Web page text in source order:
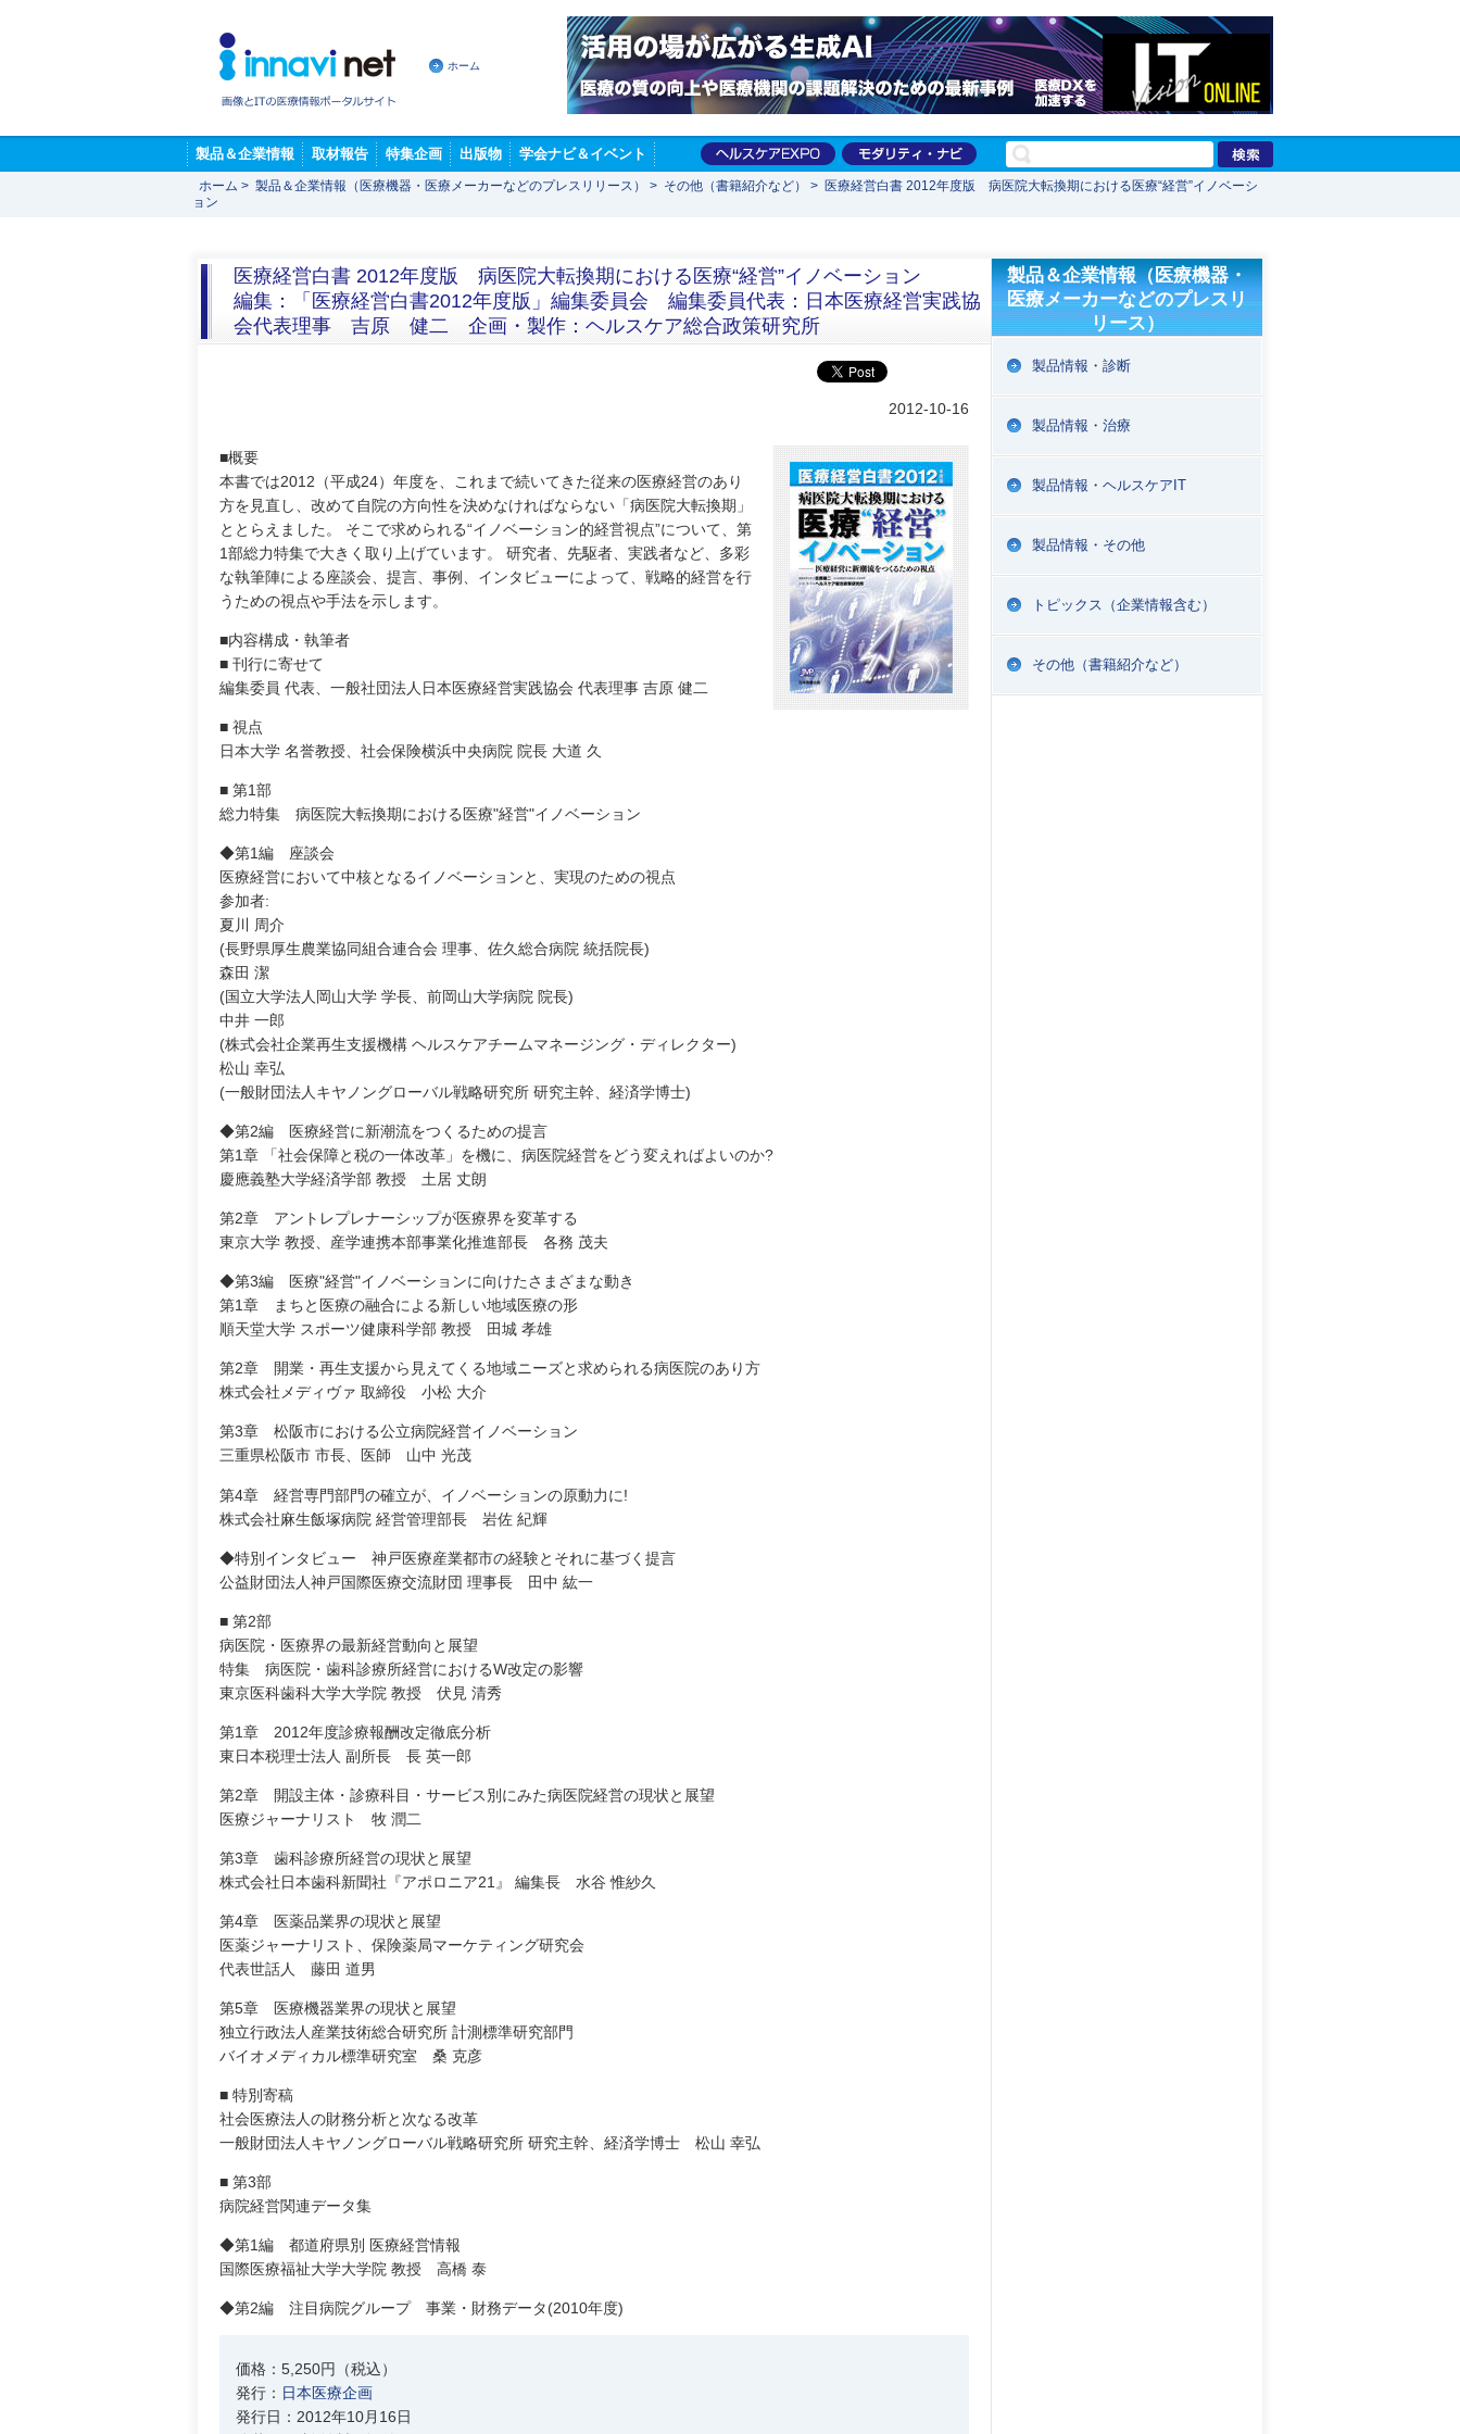
ホーム
製品＆企業情報 取材報告 特集企画 出版物 学会ナビ＆イベント
ホーム > 製品＆企業情報（医療機器・医療メーカーなどのプレスリリース） > その他（書籍紹介など） > 医療経営白書 2012年度版 病医院大転換期における医療“経営”イノベーシ
ョン
医療経営白書 2012年度版 病医院大転換期における医療“経営”イノベーション
編集：「医療経営白書2012年度版」編集委員会 編集委員代表：日本医療経営実践協
会代表理事 吉原 健二 企画・製作：ヘルスケア総合政策研究所
2012-10-16
■概要
本書では2012（平成24）年度を、これまで続いてきた従来の医療経営のあり
方を見直し、改めて自院の方向性を決めなければならない「病医院大転換期」
ととらえました。 そこで求められる“イノベーション的経営視点”について、第
1部総力特集で大きく取り上げています。 研究者、先駆者、実践者など、多彩
な執筆陣による座談会、提言、事例、インタビューによって、戦略的経営を行
うための視点や手法を示します。
■内容構成・執筆者
■ 刊行に寄せて
編集委員 代表、一般社団法人日本医療経営実践協会 代表理事 吉原 健二
■ 視点
日本大学 名誉教授、社会保険横浜中央病院 院長 大道 久
■ 第1部
総力特集 病医院大転換期における医療"経営"イノベーション
◆第1編 座談会
医療経営において中核となるイノベーションと、実現のための視点
参加者:
夏川 周介
(長野県厚生農業協同組合連合会 理事、佐久総合病院 統括院長)
森田 潔
(国立大学法人岡山大学 学長、前岡山大学病院 院長)
中井 一郎
(株式会社企業再生支援機構 ヘルスケアチームマネージング・ディレクター)
松山 幸弘
(一般財団法人キヤノングローバル戦略研究所 研究主幹、経済学博士)
◆第2編 医療経営に新潮流をつくるための提言
第1章 「社会保障と税の一体改革」を機に、病医院経営をどう変えればよいのか?
慶應義塾大学経済学部 教授 土居 丈朗
第2章 アントレプレナーシップが医療界を変革する
東京大学 教授、産学連携本部事業化推進部長 各務 茂夫
◆第3編 医療"経営"イノベーションに向けたさまざまな動き
第1章 まちと医療の融合による新しい地域医療の形
順天堂大学 スポーツ健康科学部 教授 田城 孝雄
第2章 開業・再生支援から見えてくる地域ニーズと求められる病医院のあり方
株式会社メディヴァ 取締役 小松 大介
第3章 松阪市における公立病院経営イノベーション
三重県松阪市 市長、医師 山中 光茂
第4章 経営専門部門の確立が、イノベーションの原動力に!
株式会社麻生飯塚病院 経営管理部長 岩佐 紀輝
◆特別インタビュー 神戸医療産業都市の経験とそれに基づく提言
公益財団法人神戸国際医療交流財団 理事長 田中 紘一
■ 第2部
病医院・医療界の最新経営動向と展望
特集 病医院・歯科診療所経営におけるW改定の影響
東京医科歯科大学大学院 教授 伏見 清秀
第1章 2012年度診療報酬改定徹底分析
東日本税理士法人 副所長 長 英一郎
第2章 開設主体・診療科目・サービス別にみた病医院経営の現状と展望
医療ジャーナリスト 牧 潤二
第3章 歯科診療所経営の現状と展望
株式会社日本歯科新聞社『アポロニア21』 編集長 水谷 惟紗久
第4章 医薬品業界の現状と展望
医薬ジャーナリスト、保険薬局マーケティング研究会
代表世話人 藤田 道男
第5章 医療機器業界の現状と展望
独立行政法人産業技術総合研究所 計測標準研究部門
バイオメディカル標準研究室 桑 克彦
■ 特別寄稿
社会医療法人の財務分析と次なる改革
一般財団法人キヤノングローバル戦略研究所 研究主幹、経済学博士 松山 幸弘
■ 第3部
病院経営関連データ集
◆第1編 都道府県別 医療経営情報
国際医療福祉大学大学院 教授 高橋 泰
◆第2編 注目病院グループ 事業・財務データ(2010年度)
価格：5,250円（税込）
発行： 日本医療企画
発行日：2012年10月16日
製品＆企業情報（医療機器・
医療メーカーなどのプレスリ
リース）
製品情報・診断
製品情報・治療
製品情報・ヘルスケアIT
製品情報・その他
トピックス（企業情報含む）
その他（書籍紹介など）